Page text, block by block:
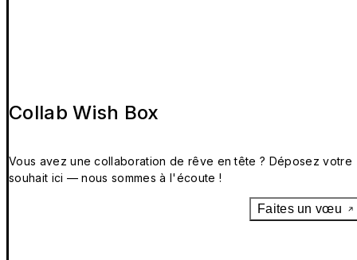
Collab Wish Box
Vous avez une collaboration de rêve en tête ? Déposez votre
souhait ici — nous sommes à l'écoute !
Faites un vœu